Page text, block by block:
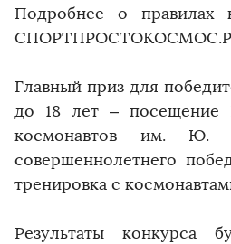
Подробнее о правилах
Главный приз для
до 18 лет – посещение
космонавтов им. Ю.
совершеннолетнего
тренировка с
Результаты конкурса